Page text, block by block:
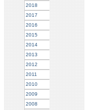
2018
2017
2016
2015
2014
2013
2012
2011
2010
2009
2008